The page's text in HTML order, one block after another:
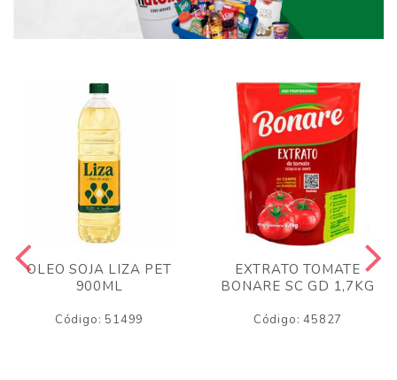
OLEO SOJA LIZA PET
900ML
Código: 51499
EXTRATO TOMATE
BONARE SC GD 1,7KG
Código: 45827